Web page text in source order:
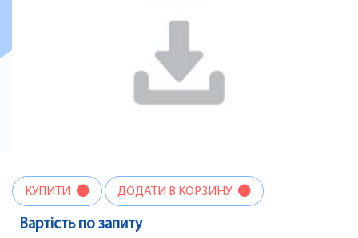
КУПИТИ ДОДАТИ В КОРЗИНУ
Вартість по запиту